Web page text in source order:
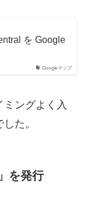
Googleマップ
を Google
ングよく入
た。
を発行